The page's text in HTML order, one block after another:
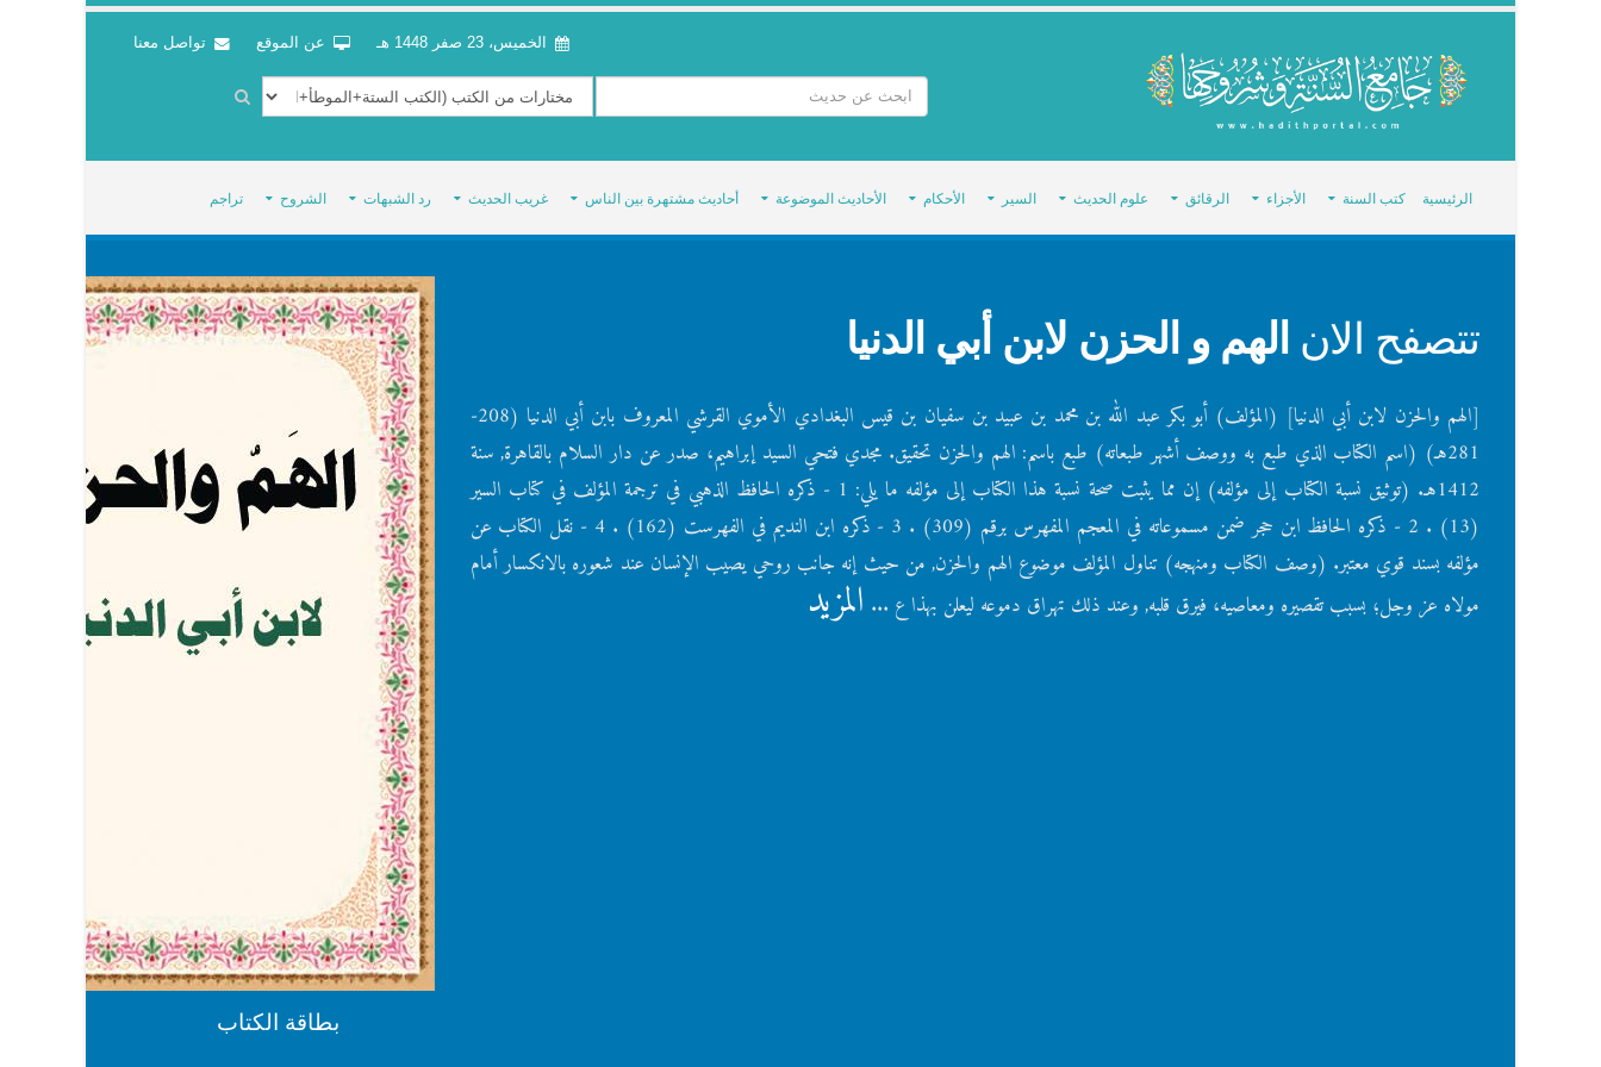
الخميس، 23 صفر 1448 هـ عن الموقع تواصل معنا
الرئيسية كتب السنة الأجزاء الرقائق علوم الحديث السير الأحكام الأحاديث الموضوعة أحاديث مشتهرة بين الناس غريب الحديث رد الشبهات الشروح تراجم
تتصفح الان الهم و الحزن لابن أبي الدنيا
[الهم والحزن لابن أبي الدنيا] (المؤلف) أبو بكر عبد الله بن محمد بن عبيد بن سفيان بن قيس البغدادي الأموي القرشي المعروف بابن أبي الدنيا (208-
281هـ) (اسم الكتاب الذي طبع به ووصف أشهر طبعاته) طبع باسم: الهم والحزن تحقيق. مجدي فتحي السيد إبراهيم، صدر عن دار السلام بالقاهرة, سنة
1412هـ. (توثيق نسبة الكتاب إلى مؤلفه) إن مما يثبت صحة نسبة هذا الكتاب إلى مؤلفه ما يلي: 1 - ذكره الحافظ الذهبي في ترجمة المؤلف في كتاب السير
(13) . 2 - ذكره الحافظ ابن حجر ضمن مسموعاته في المعجم المفهرس برقم (309) . 3 - ذكره ابن النديم في الفهرست (162) . 4 - نقل الكتاب عن
مؤلفه بسند قوي معتبر. (وصف الكتاب ومنهجه) تناول المؤلف موضوع الهم والحزن, من حيث إنه جانب روحي يصيب الإنسان عند شعوره بالانكسار أمام
مولاه عز وجل؛ بسبب تقصيره ومعاصيه، فيرق قلبه, وعند ذلك تهراق دموعه ليعلن بهذا ع ... المزيد
بطاقة الكتاب